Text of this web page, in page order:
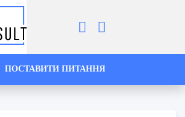
ПОСТАВИТИ ПИТАННЯ